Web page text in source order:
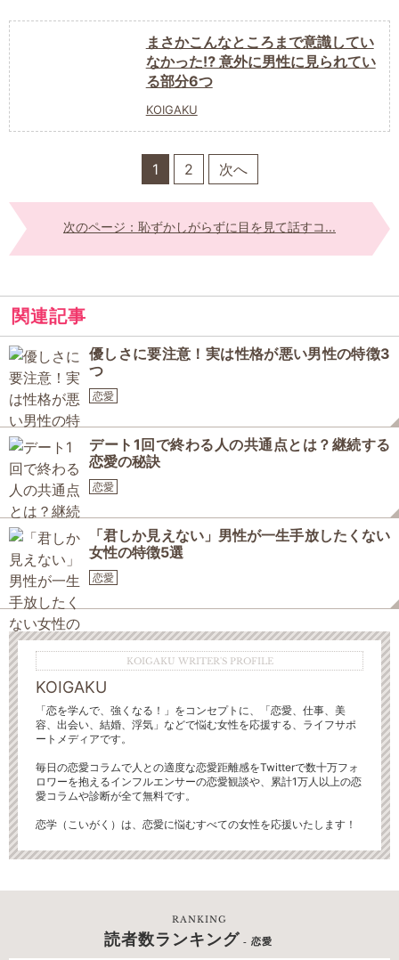
まさかこんなところまで意識してい
なかった⁉ 意外に男性に見られてい
る部分6つ
KOIGAKU
1 2 次へ
次のページ：恥ずかしがらずに目を見て話すコ...
関連記事
優しさに要注意！実は性格が悪い男性の特徴3
つ
恋愛
デート1回で終わる人の共通点とは？継続する
恋愛の秘訣
恋愛
「君しか見えない」男性が一生手放したくない
女性の特徴5選
恋愛
KOIGAKU WRITER'S PROFILE
KOIGAKU
「恋を学んで、強くなる！」をコンセプトに、「恋愛、仕事、美
容、出会い、結婚、浮気」などで悩む女性を応援する、ライフサポ
ートメディアです。
毎日の恋愛コラムで人との適度な恋愛距離感をTwitterで数十万フォ
ロワーを抱えるインフルエンサーの恋愛観談や、累計1万人以上の恋
愛コラムや診断が全て無料です。
恋学（こいがく）は、恋愛に悩むすべての女性を応援いたします！
RANKING
読者数ランキング - 恋愛